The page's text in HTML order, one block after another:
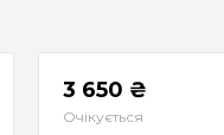
3 650 ₴
Очікується